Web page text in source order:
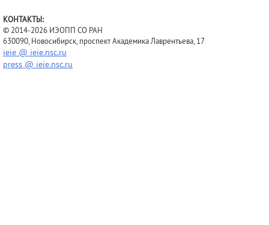
КОНТАКТЫ:
© 2014-2026 ИЭОПП СО РАН
630090, Новосибирск, проспект Академика Лаврентьева, 17
ieie @ ieie.nsc.ru
press @ ieie.nsc.ru